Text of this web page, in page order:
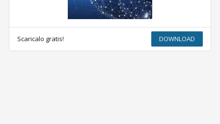
Scaricalo gratis! DOWNLOAD